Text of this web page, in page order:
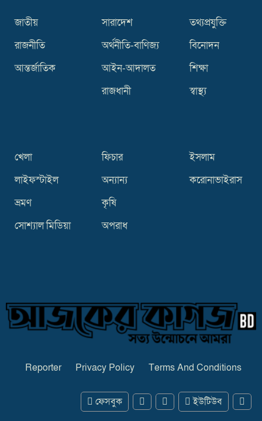
জাতীয়
রাজনীতি
আন্তর্জাতিক
সারাদেশ
অর্থনীতি-বাণিজ্য
আইন-আদালত
রাজধানী
তথ্যপ্রযুক্তি
বিনোদন
শিক্ষা
স্বাস্থ্য
খেলা
লাইফস্টাইল
ভ্রমণ
সোশ্যাল মিডিয়া
ফিচার
অন্যান্য
কৃষি
অপরাধ
ইসলাম
করোনাভাইরাস
Reporter Privacy Policy Terms And Conditions
ফেসবুক ইউটিউব